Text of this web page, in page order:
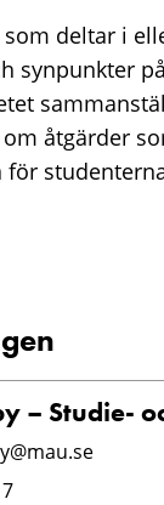
deltar i
synpunkter
åtgärder
– Studie-